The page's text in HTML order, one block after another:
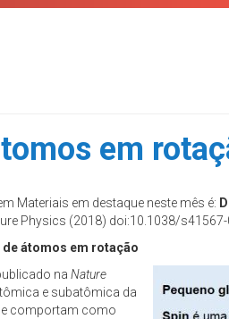
em
Materiais em destaque neste mês é:
Physics (2018) doi:10.1038/
de átomos em rotação
na Nature
e subatômica da
comportam como